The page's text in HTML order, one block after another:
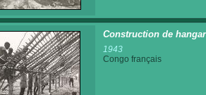
Construction de
1943
Congo français